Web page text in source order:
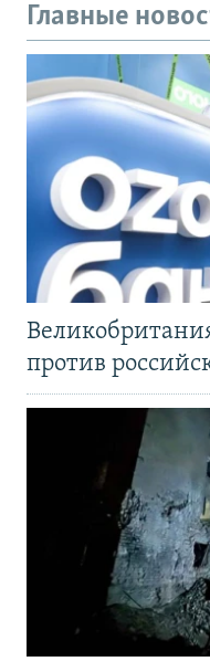
Главные
против